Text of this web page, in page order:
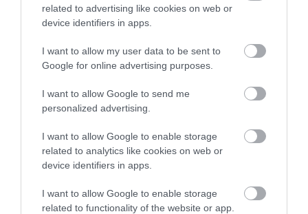
related to advertising like cookies on web or
device identifiers in apps.
I want to allow my user data to be sent to
Google for online advertising purposes.
I want to allow Google to send me
personalized advertising.
I want to allow Google to enable storage
related to analytics like cookies on web or
device identifiers in apps.
I want to allow Google to enable storage
related to functionality of the website or app.
Τι είναι οι γανωματήδες και γιατί
έφτασαν σε αυτό το χωριό της
07.08.2026 | 10:30